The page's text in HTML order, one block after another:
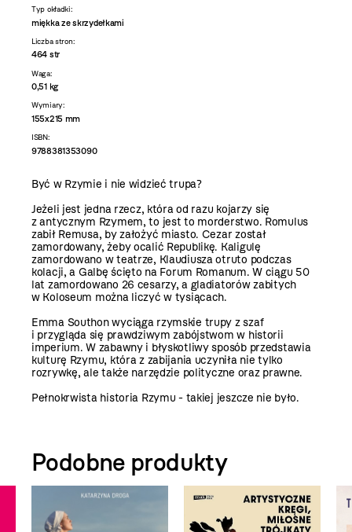
Typ okładki:
miękka ze skrzydełkami
Liczba stron:
464 str
Waga:
0,51 kg
Wymiary:
155x215 mm
ISBN:
9788381353090
Być w Rzymie i nie widzieć trupa?
Jeżeli jest jedna rzecz, która od razu kojarzy się
z antycznym Rzymem, to jest to morderstwo. Romulus
zabił Remusa, by założyć miasto. Cezar został
zamordowany, żeby ocalić Republikę. Kaligulę
zamordowano w teatrze, Klaudiusza otruto podczas
kolacji, a Galbę ścięto na Forum Romanum. W ciągu 50
lat zamordowano 26 cesarzy, a gladiatorów zabitych
w Koloseum można liczyć w tysiącach.
Emma Southon wyciąga rzymskie trupy z szaf
i przygląda się prawdziwym zabójstwom w historii
imperium. W zabawny i błyskotliwy sposób przedstawia
kulturę Rzymu, która z zabijania uczyniła nie tylko
rozrywkę, ale także narzędzie polityczne oraz prawne.
Pełnokrwista historia Rzymu - takiej jeszcze nie było.
Podobne produkty